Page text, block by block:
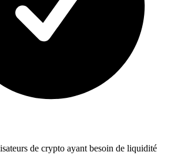
de crypto ayant besoin de liquidité